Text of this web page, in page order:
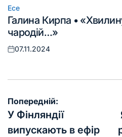
Опублікувати
у
Есе
Галина Кирпа •
чародій…»
Оприлюднено
07.11.2024
Навігація
записів
Попередній:
У Фінляндії
випускають в ефір